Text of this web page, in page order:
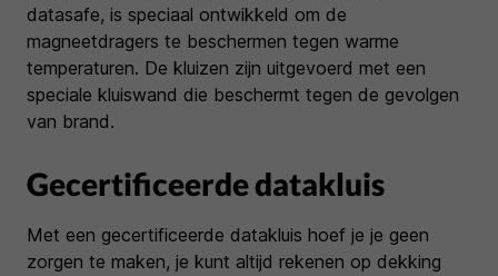
datasafe, is speciaal ontwikkeld om de
magneetdragers te beschermen tegen warme
temperaturen. De kluizen zijn uitgevoerd met een
speciale kluiswand die beschermt tegen de gevolgen
van brand.
Gecertificeerde datakluis
Met een gecertificeerde datakluis hoef je je geen
zorgen te maken, je kunt altijd rekenen op dekking